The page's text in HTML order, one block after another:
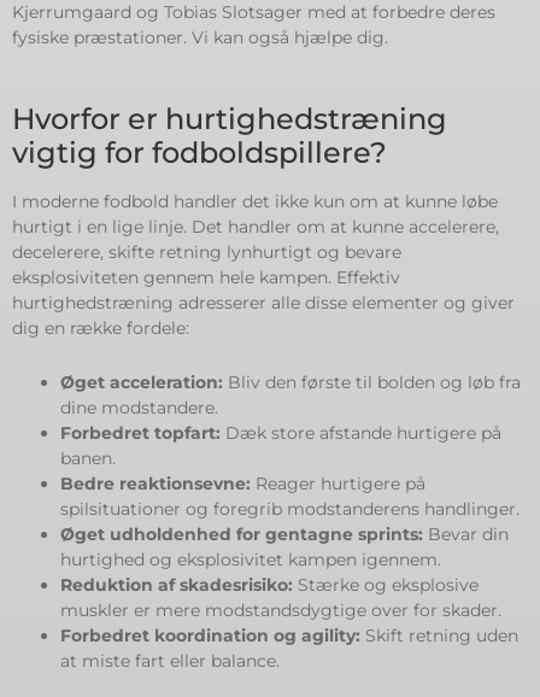
Kjerrumgaard og Tobias Slotsager med at forbedre deres
fysiske præstationer. Vi kan også hjælpe dig.
Hvorfor er hurtighedstræning
vigtig for fodboldspillere?
I moderne fodbold handler det ikke kun om at kunne løbe
hurtigt i en lige linje. Det handler om at kunne accelerere,
decelerere, skifte retning lynhurtigt og bevare
eksplosiviteten gennem hele kampen. Effektiv
hurtighedstræning adresserer alle disse elementer og giver
dig en række fordele:
Øget acceleration: Bliv den første til bolden og løb fra
dine modstandere.
Forbedret topfart: Dæk store afstande hurtigere på
banen.
Bedre reaktionsevne: Reager hurtigere på
spilsituationer og foregrib modstanderens handlinger.
Øget udholdenhed for gentagne sprints: Bevar din
hurtighed og eksplosivitet kampen igennem.
Reduktion af skadesrisiko: Stærke og eksplosive
muskler er mere modstandsdygtige over for skader.
Forbedret koordination og agility: Skift retning uden
at miste fart eller balance.